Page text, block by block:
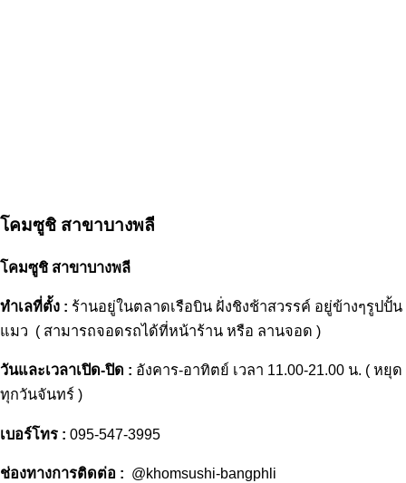
โคมซูชิ สาขาบางพลี
โคมซูชิ สาขาบางพลี
ทำเลที่ตั้ง : ร้านอยู่ในตลาดเรือบิน ฝั่งชิงช้าสวรรค์ อยู่ข้างๆรูปปั้น
แมว ( สามารถจอดรถได้ที่หน้าร้าน หรือ ลานจอด )
วันและเวลาเปิด-ปิด : อังคาร-อาทิตย์ เวลา 11.00-21.00 น. ( หยุด
ทุกวันจันทร์ )
เบอร์โทร : 095-547-3995
ช่องทางการติดต่อ : @khomsushi-bangphli